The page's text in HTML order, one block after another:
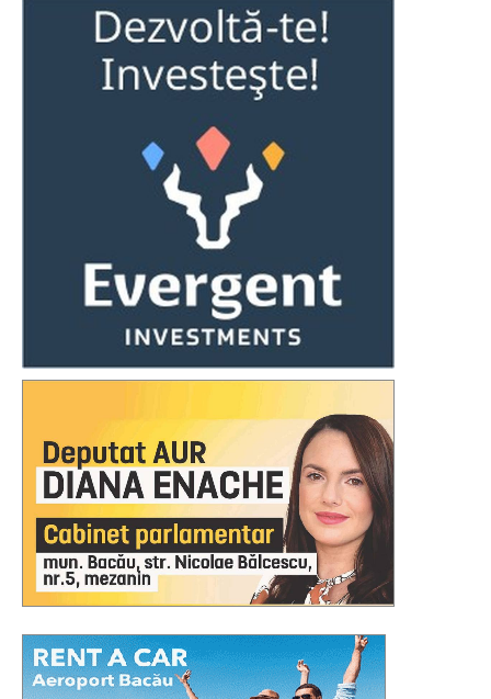
Ioan Măric: „Cred că pictorul
trebuie să uite pentru câteva
ceasuri cine este și să
Promenada Bistriței va fi
inaugurată oficial sâmbătă.
Primăria pregătește o zi
culturale și sportive